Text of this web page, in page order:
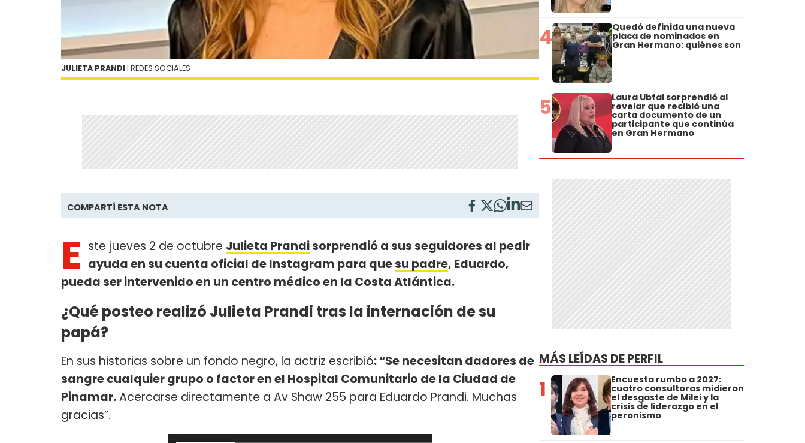
JULIETA PRANDI | REDES SOCIALES
COMPARTÍ ESTA NOTA
E ste jueves 2 de octubre Julieta Prandisorprendió a sus seguidores al pedir
ayuda en su cuenta oficial de Instagram para quesu padre, Eduardo,
pueda ser intervenido en un centro médico en la Costa Atlántica.
¿Qué posteo realizó Julieta Prandi tras la internación de su
papá?
En sus historias sobre un fondo negro, la actriz escribió: “Se necesitan dadores de
sangre cualquier grupo o factor en el Hospital Comunitario de la Ciudad de
Pinamar.Acercarse directamente a Av Shaw 255 para Eduardo Prandi. Muchas
gracias”.
4 Quedó definida una nueva
placa de nominados en
Gran Hermano: quiénes son
5 Laura Ubfal sorprendió al
revelar que recibió una
carta documento de un
participante que continúa
en Gran Hermano
MÁS LEÍDAS DE PERFIL
1 Encuesta rumbo a 2027:
cuatro consultoras midieron
el desgaste de Milei y la
crisis de liderazgo en el
peronismo